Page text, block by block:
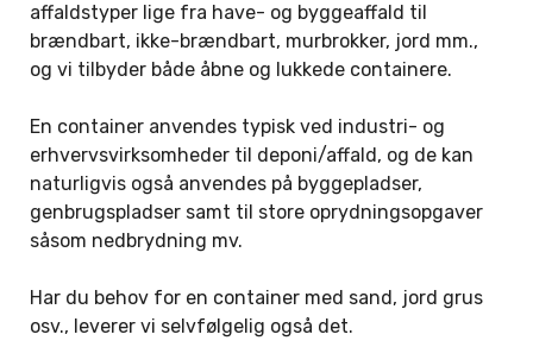
affaldstyper lige fra have- og byggeaffald til
brændbart, ikke-brændbart, murbrokker, jord mm.,
og vi tilbyder både åbne og lukkede containere.
En container anvendes typisk ved industri- og
erhvervsvirksomheder til deponi/affald, og de kan
naturligvis også anvendes på byggepladser,
genbrugspladser samt til store oprydningsopgaver
såsom nedbrydning mv.
Har du behov for en container med sand, jord grus
osv., leverer vi selvfølgelig også det.